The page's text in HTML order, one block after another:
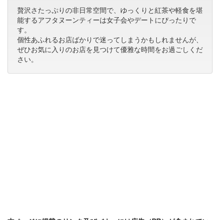
贅沢さたっぷりの非日常空間で、ゆっくりと紅茶や軽食を堪
能するアフタヌーンティーは女子会やデートにぴったりで
す。
個性あふれるお店ばかりで迷ってしまうかもしれませんが、
ぜひお気に入りのお店を見つけて優雅な時間をお過ごしくだ
さい。